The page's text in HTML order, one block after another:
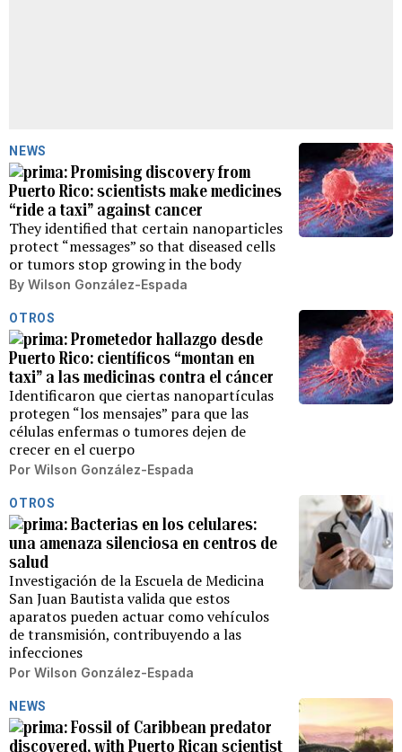
NEWS
Promising discovery from
Puerto Rico: scientists make medicines
“ride a taxi” against cancer
They identified that certain nanoparticles
protect “messages” so that diseased cells
or tumors stop growing in the body
By Wilson González-Espada
OTROS
Prometedor hallazgo desde
Puerto Rico: científicos “montan en
taxi” a las medicinas contra el cáncer
Identificaron que ciertas nanopartículas
protegen “los mensajes” para que las
células enfermas o tumores dejen de
crecer en el cuerpo
Por Wilson González-Espada
OTROS
Bacterias en los celulares:
una amenaza silenciosa en centros de
salud
Investigación de la Escuela de Medicina
San Juan Bautista valida que estos
aparatos pueden actuar como vehículos
de transmisión, contribuyendo a las
infecciones
Por Wilson González-Espada
NEWS
Fossil of Caribbean predator
discovered, with Puerto Rican scientist